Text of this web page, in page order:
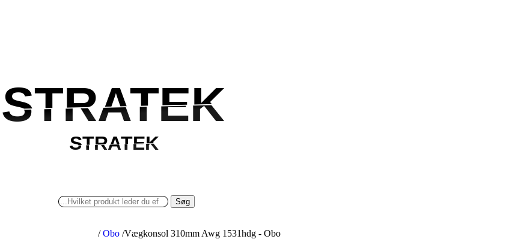
STRATEK
STRATEK
STRATEK
STRATEK
Søg
/ Obo /Vægkonsol 310mm Awg 1531hdg - Obo